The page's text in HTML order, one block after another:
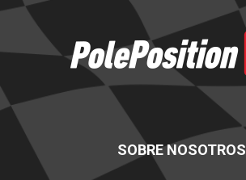
SOBRE NOSOTROS